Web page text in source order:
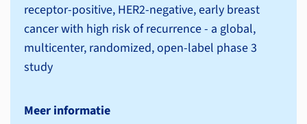
receptor-positive, HER2-negative, early breast
cancer with high risk of recurrence - a global,
multicenter, randomized, open-label phase 3
study
Meer informatie